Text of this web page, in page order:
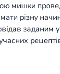
мишки
різну
заданим